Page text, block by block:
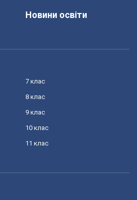
Новини освіти
7 клас
8 клас
9 клас
10 клас
11 клас